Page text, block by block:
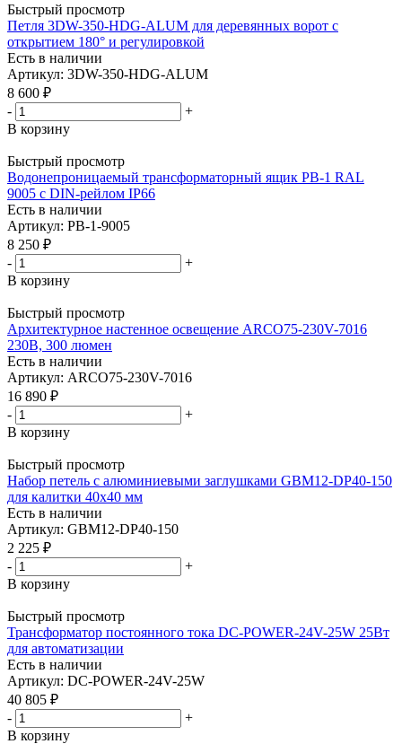
Быстрый просмотр
Петля 3DW-350-HDG-ALUM для деревянных ворот с
открытием 180° и регулировкой
Есть в наличии
Артикул: 3DW-350-HDG-ALUM
8 600 ₽
-
+
В корзину
Быстрый просмотр
Водонепроницаемый трансформаторный ящик PB-1 RAL
9005 с DIN-рейлом IP66
Есть в наличии
Артикул: PB-1-9005
8 250 ₽
-
+
В корзину
Быстрый просмотр
Архитектурное настенное освещение ARCO75-230V-7016
230В, 300 люмен
Есть в наличии
Артикул: ARCO75-230V-7016
16 890 ₽
-
+
В корзину
Быстрый просмотр
Набор петель с алюминиевыми заглушками GBM12-DP40-150
для калитки 40x40 мм
Есть в наличии
Артикул: GBM12-DP40-150
2 225 ₽
-
+
В корзину
Быстрый просмотр
Трансформатор постоянного тока DC-POWER-24V-25W 25Вт
для автоматизации
Есть в наличии
Артикул: DC-POWER-24V-25W
40 805 ₽
-
+
В корзину